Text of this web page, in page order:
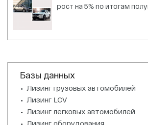
рост на 5% по итогам
Базы данных
Лизинг грузовых автомобилей
Лизинг LCV
Лизинг легковых автомобилей
Лизинг оборудования